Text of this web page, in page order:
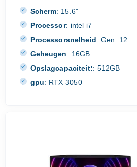
Scherm: 15.6"
Processor: intel i7
Processorsnelheid: Gen. 12
Geheugen: 16GB
Opslagcapaciteit:: 512GB
gpu: RTX 3050